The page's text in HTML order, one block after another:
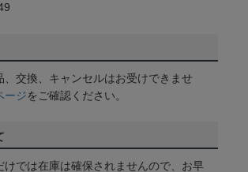
交換、キャンセルはお受けできませ
ージをご確認ください。
けでは在庫は確保されませんので、お早